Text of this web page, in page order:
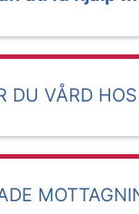
DU VÅRD